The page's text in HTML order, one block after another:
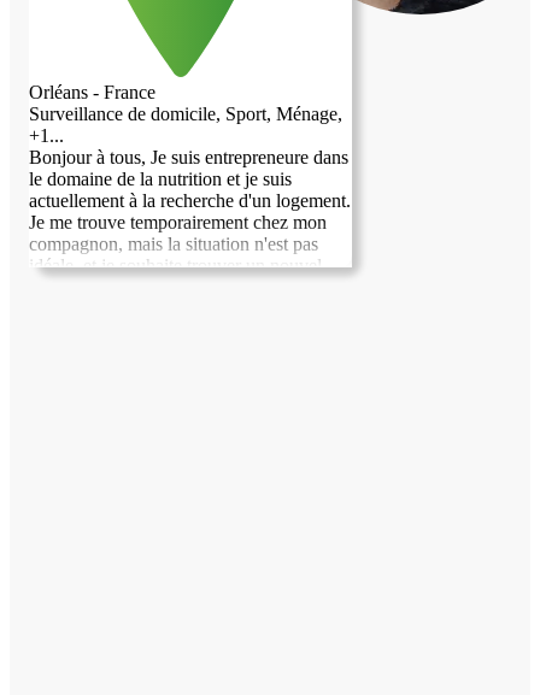
Orléans - France
Surveillance de domicile, Sport, Ménage,
+1...
Bonjour à tous, Je suis entrepreneure dans
le domaine de la nutrition et je suis
actuellement à la recherche d'un logement.
Je me trouve temporairement chez mon
compagnon, mais la situation n'est pas
idéale, et je souhaite trouver un nouvel